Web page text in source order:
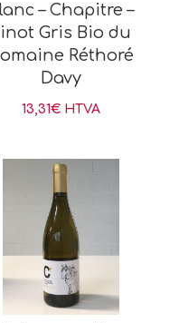
– Chapitre –
Gris Bio du
Réthoré
Davy
13,31€ HTVA